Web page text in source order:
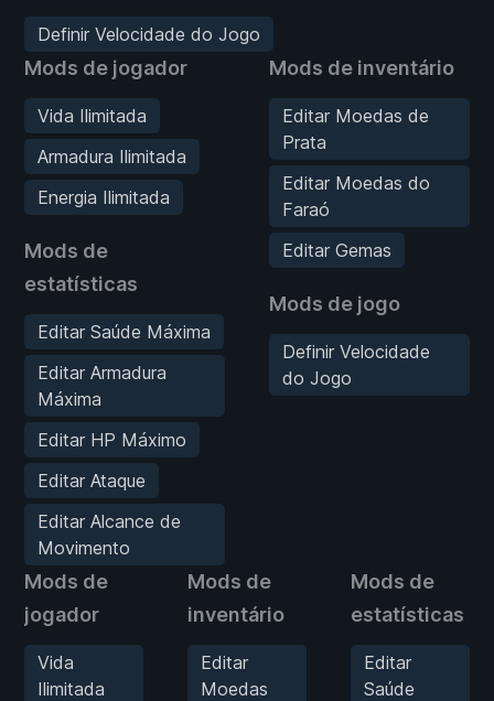
Definir Velocidade do Jogo
Mods de jogador
Vida Ilimitada
Armadura Ilimitada
Energia Ilimitada
Mods de
estatísticas
Editar Saúde Máxima
Editar Armadura
Máxima
Editar HP Máximo
Editar Ataque
Editar Alcance de
Movimento
Mods de inventário
Editar Moedas de
Prata
Editar Moedas do
Faraó
Editar Gemas
Mods de jogo
Definir Velocidade
do Jogo
Mods de
jogador
Vida
Ilimitada
Mods de
inventário
Editar
Moedas
Mods de
estatísticas
Editar
Saúde